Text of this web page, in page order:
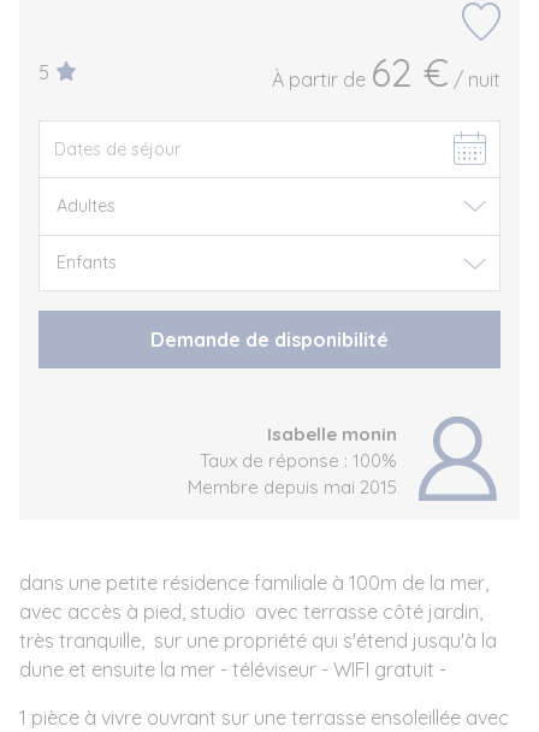
5 À partir de 62 € / nuit
Demande de disponibilité
Isabelle monin
Taux de réponse : 100%
Membre depuis mai 2015
dans une petite résidence familiale à 100m de la mer,
avec accès à pied, studio avec terrasse côté jardin,
très tranquille, sur une propriété qui s'étend jusqu'à la
dune et ensuite la mer - téléviseur - WIFI gratuit -
1 pièce à vivre ouvrant sur une terrasse ensoleillée avec